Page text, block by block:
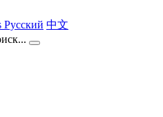
Pусский 中文